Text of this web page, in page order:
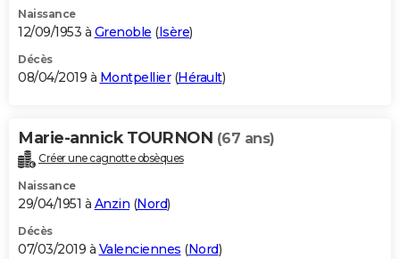
Naissance
12/09/1953 à Grenoble (Isère)
Décès
08/04/2019 à Montpellier(Hérault)
Marie-annick TOURNON (67 ans)
Créer une cagnotte obsèques
Naissance
29/04/1951 à Anzin (Nord)
Décès
07/03/2019 à Valenciennes (Nord)